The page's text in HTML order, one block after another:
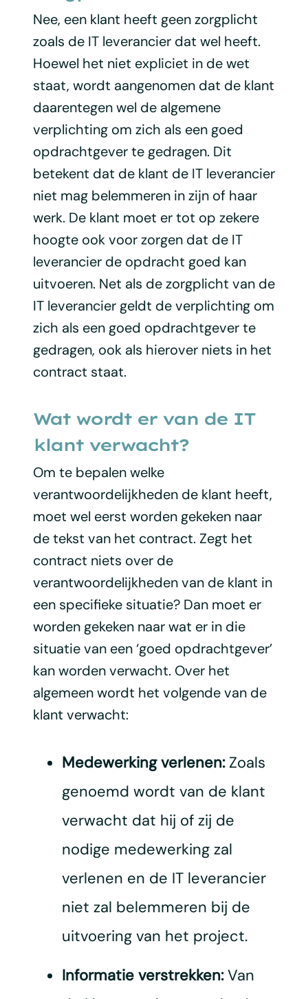
Nee, een klant heeft geen zorgplicht
zoals de IT leverancier dat wel heeft.
Hoewel het niet expliciet in de wet
staat, wordt aangenomen dat de klant
daarentegen wel de algemene
verplichting om zich als een goed
opdrachtgever te gedragen. Dit
betekent dat de klant de IT leverancier
niet mag belemmeren in zijn of haar
werk. De klant moet er tot op zekere
hoogte ook voor zorgen dat de IT
leverancier de opdracht goed kan
uitvoeren. Net als de zorgplicht van de
IT leverancier geldt de verplichting om
zich als een goed opdrachtgever te
gedragen, ook als hierover niets in het
contract staat.
Wat wordt er van de IT
klant verwacht?
Om te bepalen welke
verantwoordelijkheden de klant heeft,
moet wel eerst worden gekeken naar
de tekst van het contract. Zegt het
contract niets over de
verantwoordelijkheden van de klant in
een specifieke situatie? Dan moet er
worden gekeken naar wat er in die
situatie van een ‘goed opdrachtgever’
kan worden verwacht. Over het
algemeen wordt het volgende van de
klant verwacht:
Medewerking verlenen:Zoals
genoemd wordt van de klant
verwacht dat hij of zij de
nodige medewerking zal
verlenen en de IT leverancier
niet zal belemmeren bij de
uitvoering van het project.
Informatie verstrekken:Van